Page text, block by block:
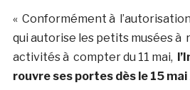
« Conformément à
qui autorise les petits musées à
activités à compter du 11 mai,
rouvre ses portes dès le 15